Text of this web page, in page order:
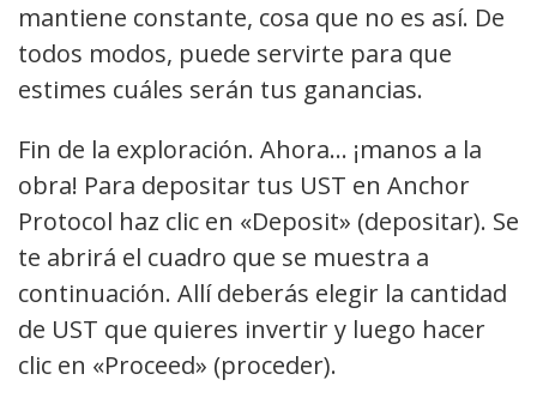
mantiene constante, cosa que no es así. De
todos modos, puede servirte para que
estimes cuáles serán tus ganancias.
Fin de la exploración. Ahora… ¡manos a la
obra! Para depositar tus UST en Anchor
Protocol haz clic en «Deposit» (depositar). Se
te abrirá el cuadro que se muestra a
continuación. Allí deberás elegir la cantidad
de UST que quieres invertir y luego hacer
clic en «Proceed» (proceder).